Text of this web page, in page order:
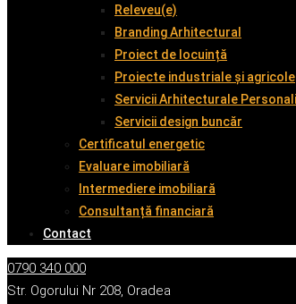
Releveu(e)
Branding Arhitectural
Proiect de locuință
Proiecte industriale și agricole
Servicii Arhitecturale
Servicii design buncăr
Certificatul energetic
Evaluare imobiliară
Intermediere imobiliară
Consultanță financiară
Contact
0790 340 000
Str. Ogorului Nr 208, Oradea